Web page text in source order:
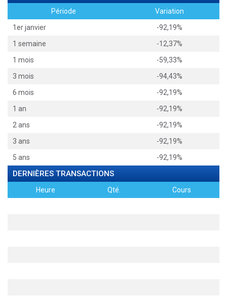
Période
Variation
1er janvier
-92,19%
1 semaine
-12,37%
1 mois
-59,33%
3 mois
-94,43%
6 mois
-92,19%
1 an
-92,19%
2 ans
-92,19%
3 ans
-92,19%
5 ans
-92,19%
DERNIÈRES TRANSACTIONS
Heure Qté. Cours